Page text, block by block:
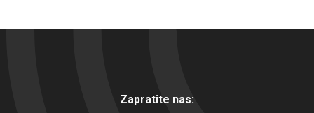
Zapratite nas: